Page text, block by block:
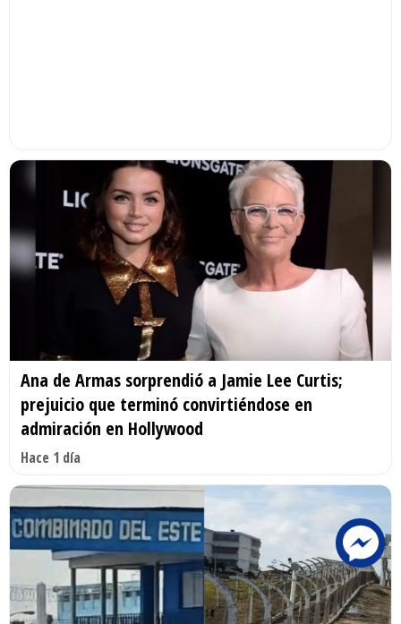
Ana de Armas sorprendió a Jamie Lee Curtis;
prejuicio que terminó convirtiéndose en
admiración en Hollywood
Hace 1 día